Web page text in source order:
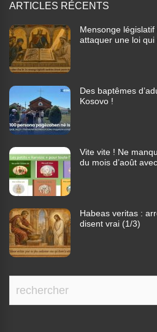
ARTICLES RÉCENTS
Mensonge
attaquer une loi qui
Des baptêmes
Kosovo !
Vite vite ! Ne
du mois d’août
Habeas veritas :
disent vrai (1/3)